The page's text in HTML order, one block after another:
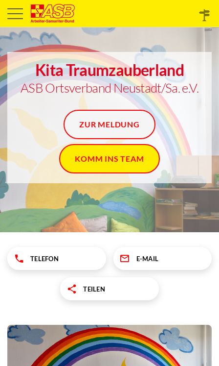
Kita Traumzauberland
ASB Ortsverband Neustadt/Sa. e.V.
ZUR MELDUNG
KOMM INS TEAM
TELEFON E-MAIL
TEILEN